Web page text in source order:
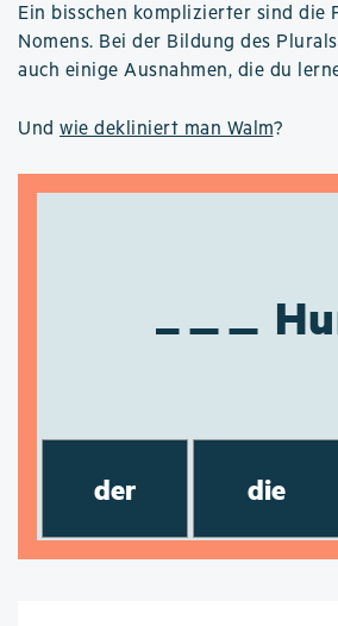
Ein bisschen komplizierter sind die
Nomens. Bei der Bildung des
auch einige Ausnahmen, die du
Und wie dekliniert man Walm?
der die